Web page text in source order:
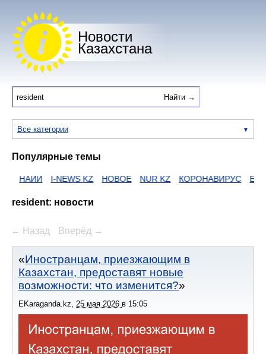
Новости
Казахстана
Все категории
Популярные темы
НАИИ I-NEWS KZ НОВОЕ NUR KZ КОРОНАВИРУС ЕГОВ
resident: новости
← Назад Вперёд →
Иностранцам, приезжающим в
Казахстан, предоставят новые
возможности: что изменится?
EKaraganda.kz, 25 мая 2026 в 15:05